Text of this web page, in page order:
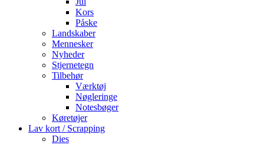
Kors
Påske
Landskaber
Mennesker
Nyheder
Stjernetegn
Tilbehør
Værktøj
Nøgleringe
Notesbøger
Køretøjer
Lav kort / Scrapping
Dies